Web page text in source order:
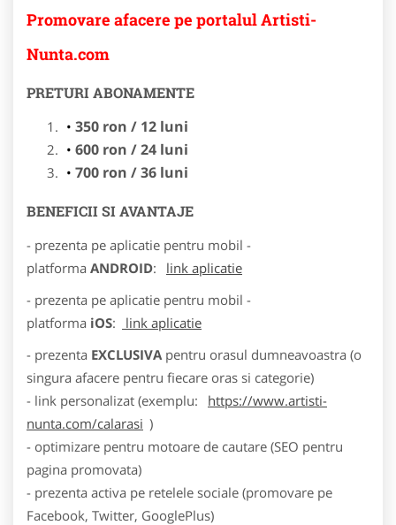
Promovare afacere pe portalul Artisti-
Nunta.com
PRETURI ABONAMENTE
350 ron / 12 luni
600 ron / 24 luni
700 ron / 36 luni
BENEFICII SI AVANTAJE
- prezenta pe aplicatie pentru mobil -
platforma ANDROID:
link aplicatie
- prezenta pe aplicatie pentru mobil -
platforma iOS:
link aplicatie
- prezenta EXCLUSIVA pentru orasul dumneavoastra (o
singura afacere pentru fiecare oras si categorie)
- link personalizat (exemplu:
https://www.artisti-
nunta.com/calarasi )
- optimizare pentru motoare de cautare (SEO pentru
pagina promovata)
- prezenta activa pe retelele sociale (promovare pe
Facebook, Twitter, GooglePlus)